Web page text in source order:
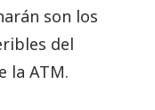
son los
del
la ATM.